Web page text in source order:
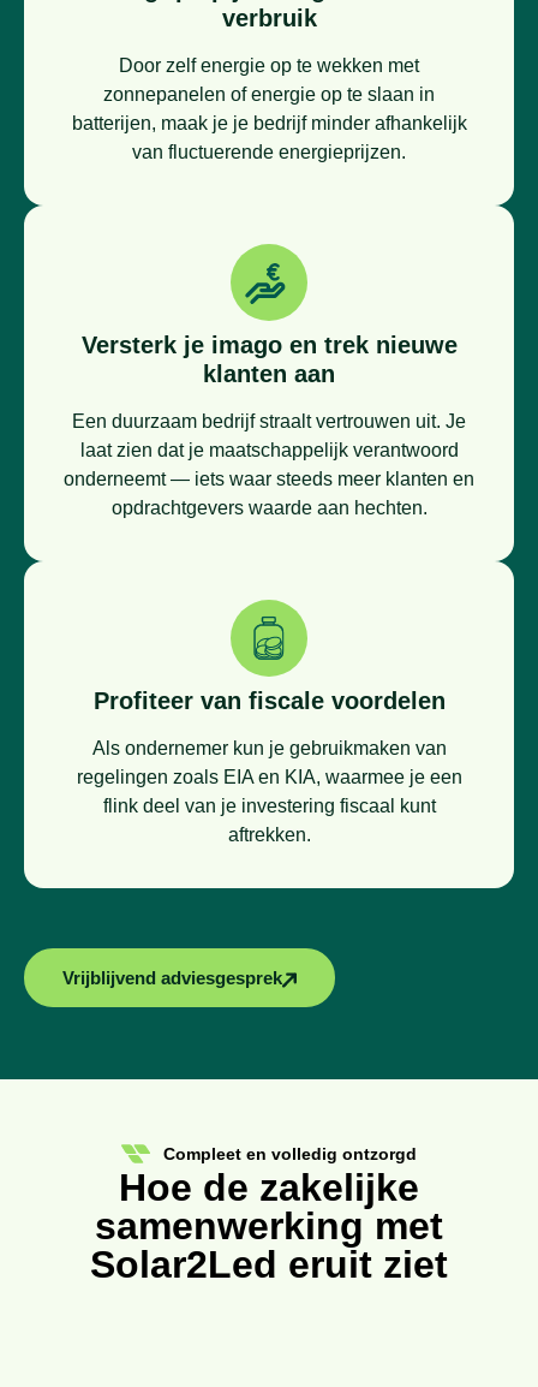
verbruik
Door zelf energie op te wekken met
zonnepanelen of energie op te slaan in
batterijen, maak je je bedrijf minder afhankelijk
van fluctuerende energieprijzen.
Versterk je imago en trek nieuwe
klanten aan
Een duurzaam bedrijf straalt vertrouwen uit. Je
laat zien dat je maatschappelijk verantwoord
onderneemt — iets waar steeds meer klanten en
opdrachtgevers waarde aan hechten.
Profiteer van fiscale voordelen
Als ondernemer kun je gebruikmaken van
regelingen zoals EIA en KIA, waarmee je een
flink deel van je investering fiscaal kunt
aftrekken.
Vrijblijvend adviesgesprek
Compleet en volledig ontzorgd
Hoe de zakelijke
samenwerking met
Solar2Led eruit ziet